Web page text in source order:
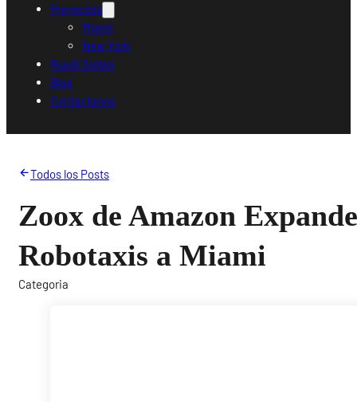
Proyectos
Miami
New York
Ruedi Sieber
Blog
Contáctanos
Todos los Posts
Zoox de Amazon
Robotaxis a Miami
Categoria